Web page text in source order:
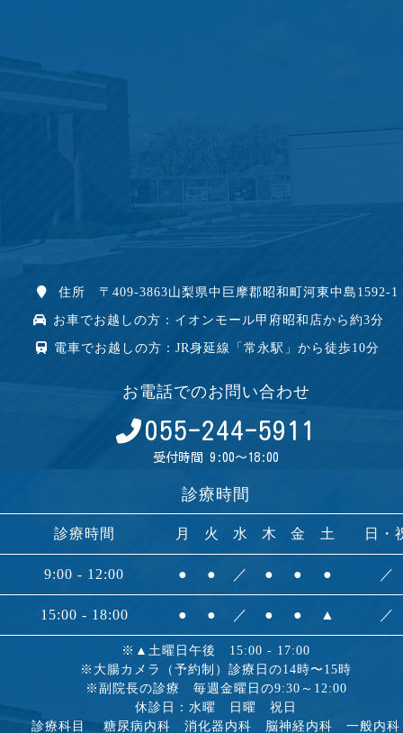
住所 〒409-3863山梨県中巨摩郡昭和町河東中島1592-1
お車でお越しの方：イオンモール甲府昭和店から約3分
電車でお越しの方：JR身延線「常永駅」から徒歩10分
お電話でのお問い合わせ
055-244-5911
受付時間 9:00～18:00
診療時間
診療時間 月 火 水 木 金 土 日・
9:00 - 12:00 ● ● ／ ● ● ● ／
15:00 - 18:00 ● ● ／ ● ● ▲ ／
※▲土曜日午後 15:00 - 17:00
※大腸カメラ（予約制）診療日の14時〜15時
※副院長の診療 毎週金曜日の9:30～12:00
休診日：水曜 日曜 祝日
診療科目 糖尿病内科 消化器内科 脳神経内科 一般内科